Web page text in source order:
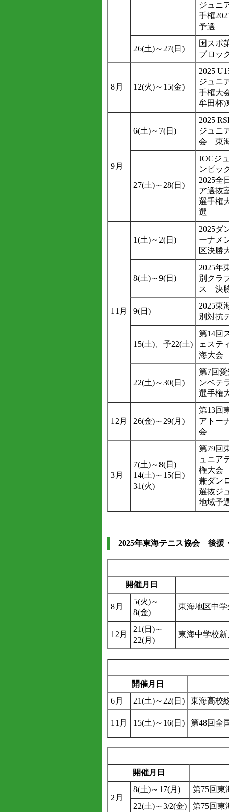
ジュニ
手権
予選
26(土)～27(日)
国スポ
ブロッ
8月 12(火)～15(金)
2025
ジュニ
手権大
牟田杯)
9月
6(土)～7(日)
2025
ジュニ
会 東
27(土)～28(日)
JOCジ
ンピッ
2025全
ア選抜
選手権
選
11月
1(土)～2(日)
2025ダ
ーナメ
区決勝
8(土)～9(日)
2025年
別クラ
ス 決
9(日)
2025東
別対抗
15(土)、予22(土)
第14回
ェステ
海大会
22(土)～30(日)
第7回
ンベテ
選手権
12月 26(金)～29(月)
第13回
アトー
会
3月
7(土)～8(日)
14(土)～15(日)
31(火)
第79回
ュニア
権大会
兼ダン
選抜ジ
地域予
2025年東海テニス協会 後援
開催月日
8月
5(火)～
8(金)
東海地区中
12月
21(日)～
22(月)
東海中学校
開催月日
6月
21(土)～22(日) 東海高校
11月 15(土)～16(日) 第48回全
開催月日
2月
8(土)～17(月)
第75回東
22(土)～3/2(金)
第75回東